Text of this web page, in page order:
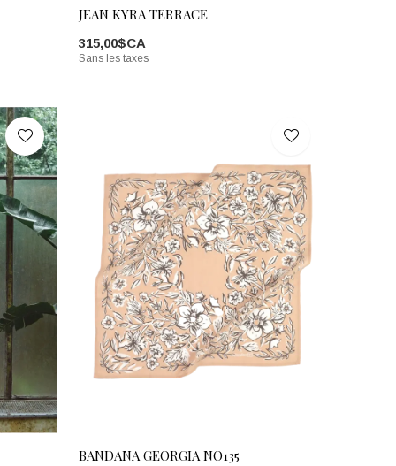
JEAN KYRA TERRACE
315,00$CA
Sans les taxes
BANDANA GEORGIA NO135